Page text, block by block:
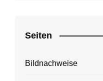
Seiten
Bildnachweise